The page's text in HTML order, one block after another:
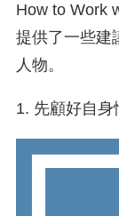
How to Work
提供了一些建
人物。
1. 先顧好自身